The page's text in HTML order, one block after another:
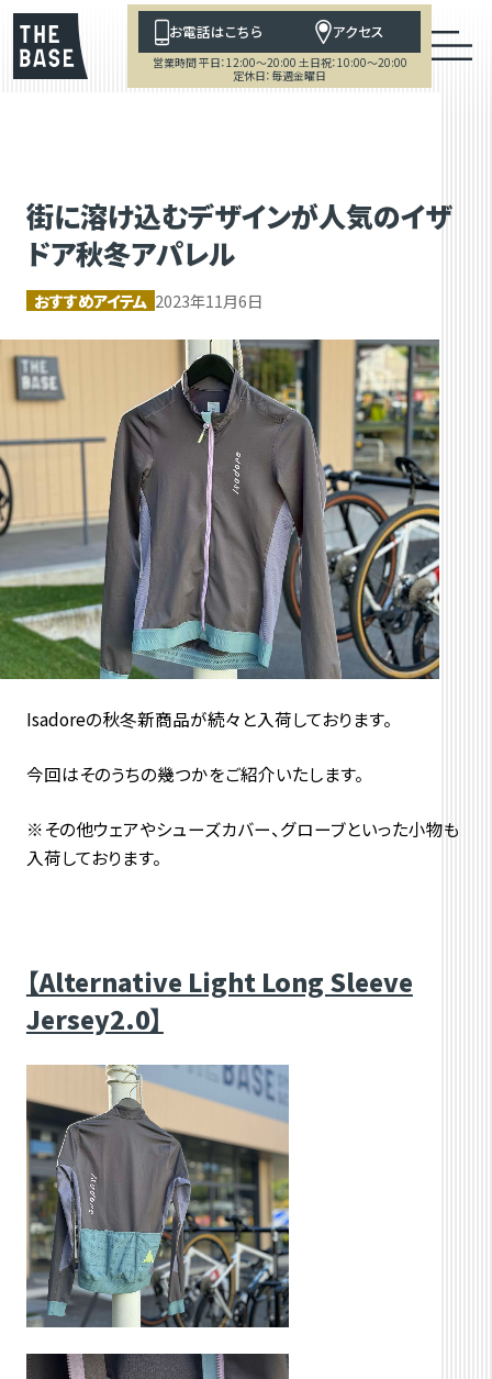
お電話はこちら アクセス
営業時間 平日：12:00～20:00 土日祝：10:00～20:00
定休日：毎週金曜日
街に溶け込むデザインが人気のイザ
ドア秋冬アパレル
おすすめアイテム 2023年11月6日
Isadoreの秋冬新商品が続々と入荷しております。
今回はそのうちの幾つかをご紹介いたします。
※その他ウェアやシューズカバー、グローブといった小物も
入荷しております。
【Alternative Light Long Sleeve
Jersey2.0】